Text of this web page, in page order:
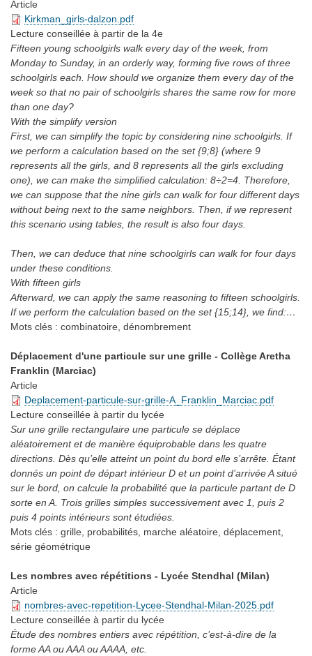
Article
Kirkman_girls-dalzon.pdf
Lecture conseillée à partir de la 4e
Fifteen young schoolgirls walk every day of the week, from
Monday to Sunday, in an orderly way, forming five rows of three
schoolgirls each. How should we organize them every day of the
week so that no pair of schoolgirls shares the same row for more
than one day?
With the simplify version
First, we can simplify the topic by considering nine schoolgirls. If
we perform a calculation based on the set {9;8} (where 9
represents all the girls, and 8 represents all the girls excluding
one), we can make the simplified calculation: 8÷2=4. Therefore,
we can suppose that the nine girls can walk for four different days
without being next to the same neighbors. Then, if we represent
this scenario using tables, the result is also four days.
Then, we can deduce that nine schoolgirls can walk for four days
under these conditions.
With fifteen girls
Afterward, we can apply the same reasoning to fifteen schoolgirls.
If we perform the calculation based on the set {15;14}, we find:…
Mots clés : combinatoire, dénombrement
Déplacement d'une particule sur une grille - Collège Aretha
Franklin (Marciac)
Article
Deplacement-particule-sur-grille-A_Franklin_Marciac.pdf
Lecture conseillée à partir du lycée
Sur une grille rectangulaire une particule se déplace
aléatoirement et de manière équiprobable dans les quatre
directions. Dès qu’elle atteint un point du bord elle s’arrête. Étant
donnés un point de départ intérieur D et un point d’arrivée A situé
sur le bord, on calcule la probabilité que la particule partant de D
sorte en A. Trois grilles simples successivement avec 1, puis 2
puis 4 points intérieurs sont étudiées.
Mots clés : grille, probabilités, marche aléatoire, déplacement,
série géométrique
Les nombres avec répétitions - Lycée Stendhal (Milan)
Article
nombres-avec-repetition-Lycee-Stendhal-Milan-2025.pdf
Lecture conseillée à partir du lycée
Étude des nombres entiers avec répétition, c’est-à-dire de la
forme AA ou AAA ou AAAA, etc.